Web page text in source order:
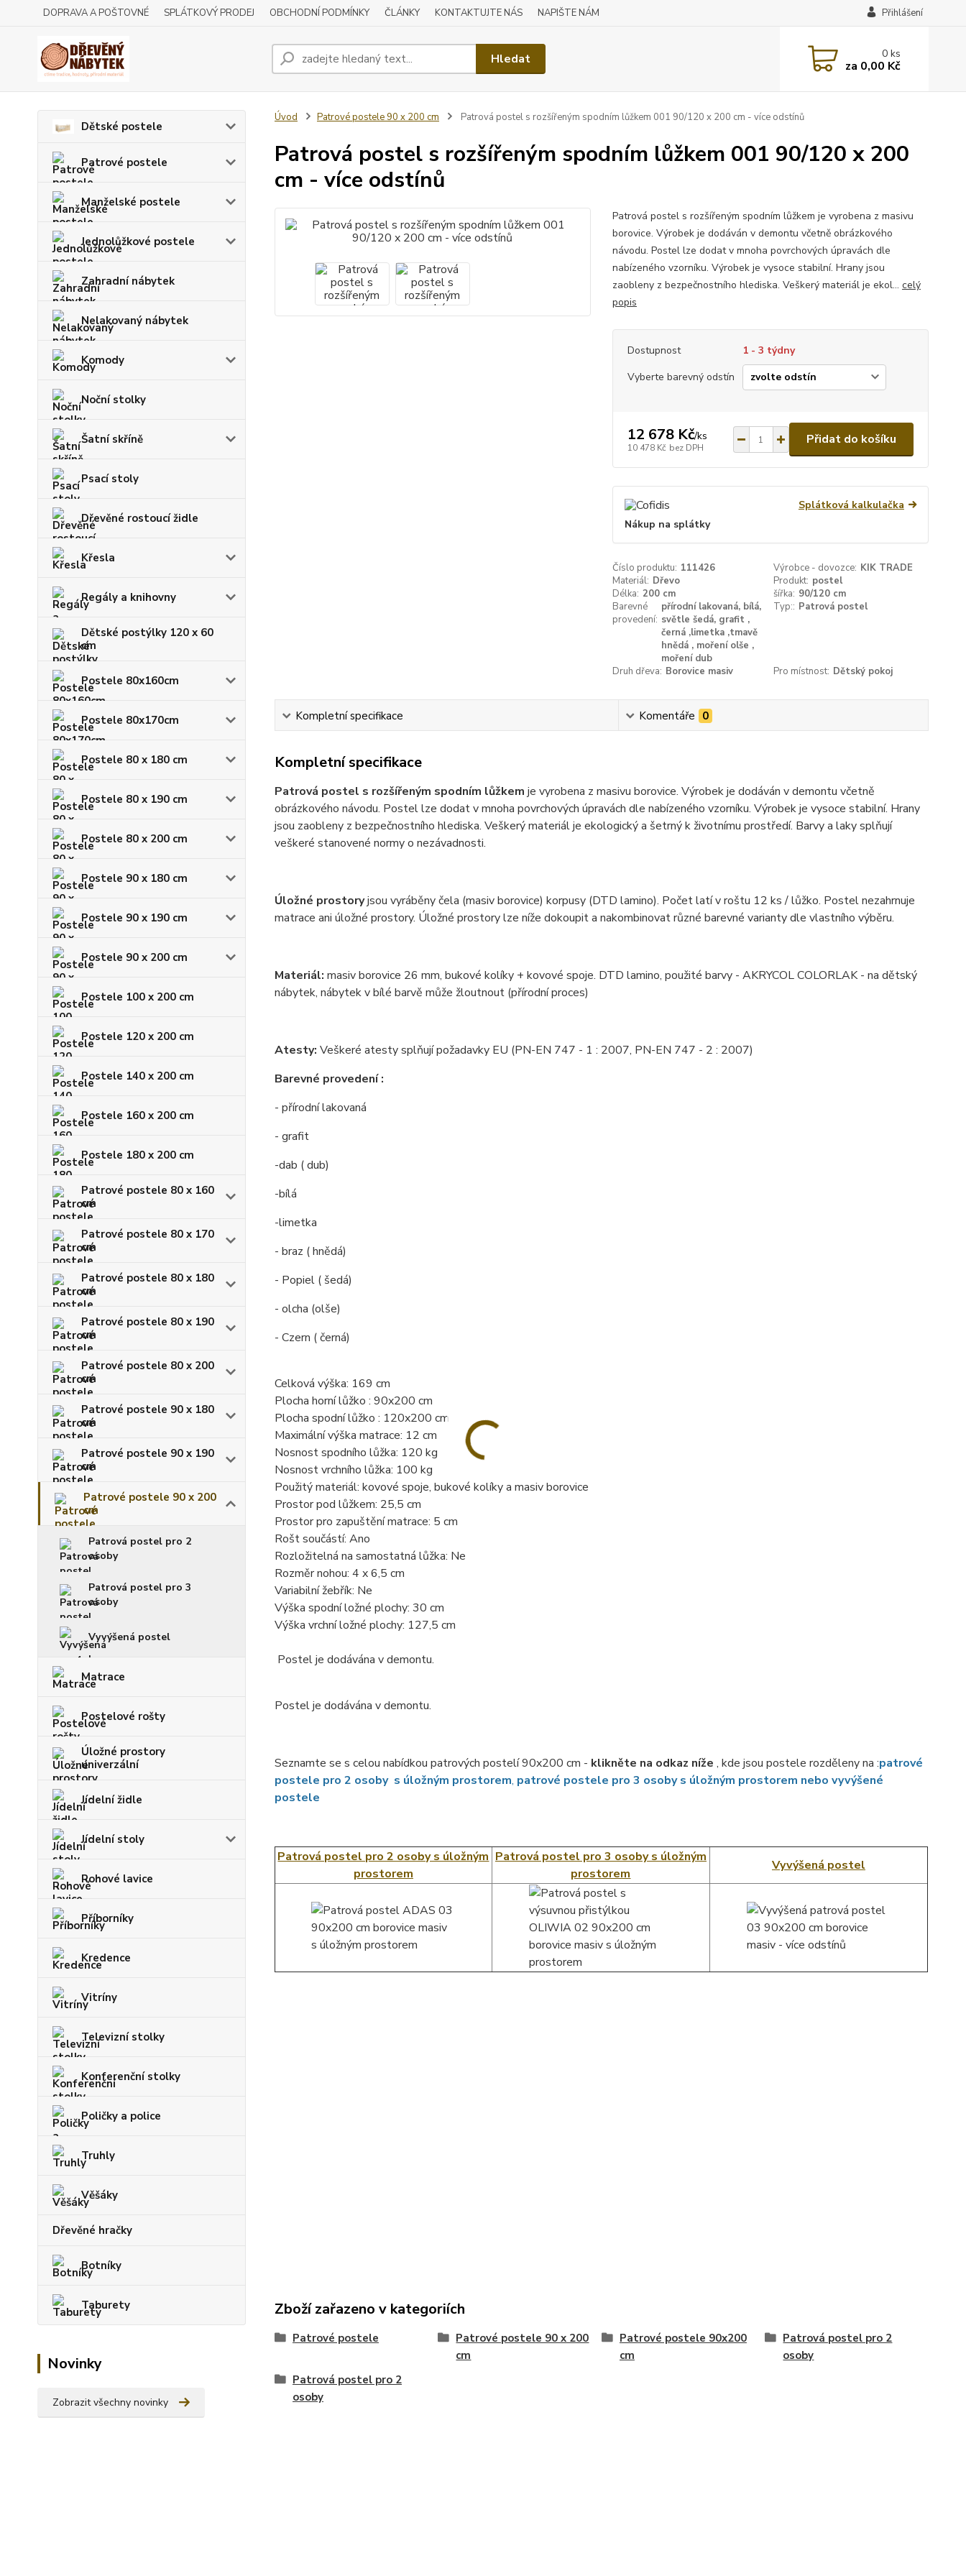
DOPRAVA A POŠTOVNÉ SPLÁTKOVÝ PRODEJ OBCHODNÍ PODMÍNKY ČLÁNKY KONTAKTUJTE NÁS NAPIŠTE NÁM Přihlášení
Hledat 0ks
za 0,00 Kč
Dětské postele
Patrové postele
Manželské postele
Jednolůžkové postele
Zahradní nábytek
Nelakovaný nábytek
Komody
Noční stolky
Šatní skříně
Psací stoly
Dřevěné rostoucí židle
Křesla
Regály a knihovny
Dětské postýlky 120 x 60
cm
Postele 80x160cm
Postele 80x170cm
Postele 80 x 180 cm
Postele 80 x 190 cm
Postele 80 x 200 cm
Postele 90 x 180 cm
Postele 90 x 190 cm
Postele 90 x 200 cm
Postele 100 x 200 cm
Postele 120 x 200 cm
Postele 140 x 200 cm
Postele 160 x 200 cm
Postele 180 x 200 cm
Patrové postele 80 x 160
cm
Patrové postele 80 x 170
cm
Patrové postele 80 x 180
cm
Patrové postele 80 x 190
cm
Patrové postele 80 x 200
cm
Patrové postele 90 x 180
cm
Patrové postele 90 x 190
cm
Patrové postele 90 x 200
cm
Patrová postel pro 2
osoby
Patrová postel pro 3
osoby
Vyvýšená postel
Matrace
Postelové rošty
Úložné prostory
univerzální
Jídelní židle
Jídelní stoly
Rohové lavice
Příborníky
Kredence
Vitríny
Televizní stolky
Konferenční stolky
Poličky a police
Truhly
Věšáky
Dřevěné hračky
Botníky
Taburety
Novinky
Zobrazit všechny novinky
Úvod Patrové postele 90 x 200 cm Patrová postel s rozšířeným spodním lůžkem 001 90/120 x 200 cm - více odstínů
Patrová postel s rozšířeným spodním lůžkem 001 90/120 x 200
cm - více odstínů
Patrová postel s rozšířeným spodním lůžkem je vyrobena z masivu
borovice. Výrobek je dodáván v demontu včetně obrázkového
návodu. Postel lze dodat v mnoha povrchových úpravách dle
nabízeného vzorníku. Výrobek je vysoce stabilní. Hrany jsou
zaobleny z bezpečnostního hlediska. Veškerý materiál je ekol... celý
popis
Dostupnost
1 - 3 týdny
Vyberte barevný odstín
12 678 Kč/ks
10 478 Kč bez DPH
Přidat do košíku
Splátková kalkulačka
Nákup na splátky
Číslo produktu: 111426 Výrobce - dovozce: KIK TRADE
Materiál: Dřevo Produkt: postel
Délka: 200 cm šířka: 90/120 cm
Barevné
provedení:
přírodní lakovaná, bílá,
světle šedá, grafit ,
černá ,limetka ,tmavě
hnědá , moření olše ,
moření dub
Typ:: Patrová postel
Druh dřeva: Borovice masiv Pro místnost: Dětský pokoj
Kompletní specifikace Komentáře 0
Kompletní specifikace
Patrová postel s rozšířeným spodním lůžkem je vyrobena z masivu borovice. Výrobek je dodáván v demontu včetně
obrázkového návodu. Postel lze dodat v mnoha povrchových úpravách dle nabízeného vzorníku. Výrobek je vysoce stabilní. Hrany
jsou zaobleny z bezpečnostního hlediska. Veškerý materiál je ekologický a šetrný k životnímu prostředí. Barvy a laky splňují
veškeré stanovené normy o nezávadnosti.
Úložné prostoryjsou vyráběny čela (masiv borovice) korpusy (DTD lamino). Počet latí v roštu 12 ks / lůžko. Postel nezahrnuje
matrace ani úložné prostory. Úložné prostory lze níže dokoupit a nakombinovat různé barevné varianty dle vlastního výběru.
Materiál: masiv borovice 26 mm, bukové kolíky + kovové spoje. DTD lamino, použité barvy - AKRYCOL COLORLAK - na dětský
nábytek, nábytek v bílé barvě může žloutnout (přírodní proces)
Atesty: Veškeré atesty splňují požadavky EU (PN-EN 747 - 1 : 2007, PN-EN 747 - 2 : 2007)
Barevné provedení :
- přírodní lakovaná
- grafit
-dab ( dub)
-bílá
-limetka
- braz ( hnědá)
- Popiel ( šedá)
- olcha (olše)
- Czern ( černá)
Celková výška: 169 cm
Plocha horní lůžko : 90x200 cm
Plocha spodní lůžko : 120x200 cm
Maximální výška matrace: 12 cm
Nosnost spodního lůžka: 120 kg
Nosnost vrchního lůžka: 100 kg
Použitý materiál: kovové spoje, bukové kolíky a masiv borovice
Prostor pod lůžkem: 25,5 cm
Prostor pro zapuštění matrace: 5 cm
Rošt součástí: Ano
Rozložitelná na samostatná lůžka: Ne
Rozměr nohou: 4 x 6,5 cm
Variabilní žebřík: Ne
Výška spodní ložné plochy: 30 cm
Výška vrchní ložné plochy: 127,5 cm
Postel je dodávána v demontu.
Postel je dodávána v demontu.
Seznamte se s celou nabídkou patrových postelí 90x200 cm - klikněte na odkaz níže , kde jsou postele rozděleny na :patrové
postele pro 2 osoby s úložným prostorem, patrové postele pro 3 osoby s úložným prostorem nebo vyvýšené
postele
Patrová postel pro 2 osoby s úložným
prostorem
Patrová postel pro 3 osoby s úložným
prostorem
Vyvýšená postel
Zboží zařazeno v kategoriích
Patrové postele
Patrové postele 90 x 200
cm
Patrové postele 90x200
cm
Patrová postel pro 2
osoby
Patrová postel pro 2
osoby